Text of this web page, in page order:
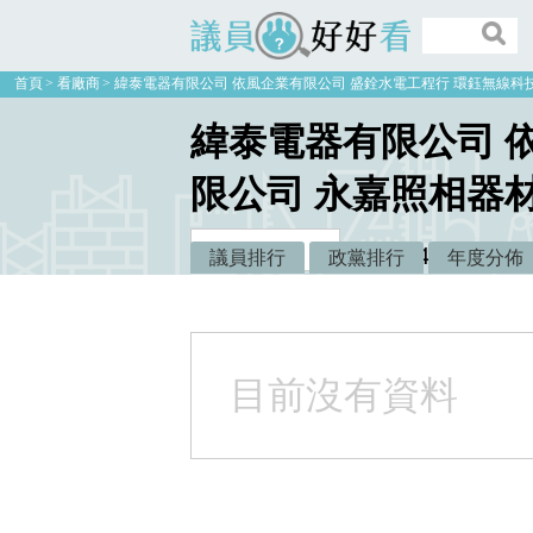
議員好好看
首頁 看廠商 緯泰電器有限公司 依風企業有限公司 盛銓水電工程行 環鈺無線科
緯泰電器有限公司
限公司 永嘉照相器
建議款： 49萬6000
議員排行 政黨排行 年度分佈
目前沒有資料